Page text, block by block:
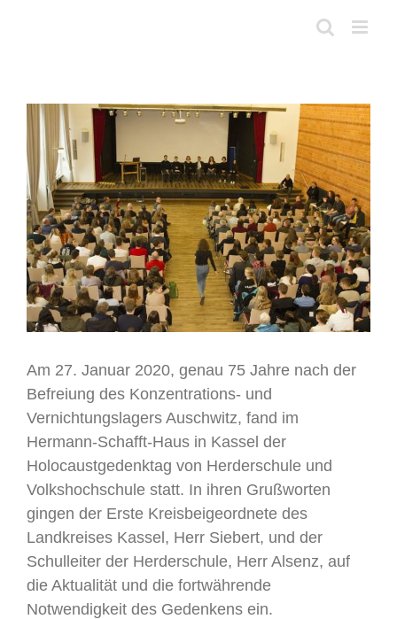
View
Larger
Image
Am 27. Januar 2020, genau 75 Jahre nach der
Befreiung des Konzentrations- und
Vernichtungslagers Auschwitz, fand im
Hermann-Schafft-Haus in Kassel der
Holocaustgedenktag von Herderschule und
Volkshochschule statt. In ihren Grußworten
gingen der Erste Kreisbeigeordnete des
Landkreises Kassel, Herr Siebert, und der
Schulleiter der Herderschule, Herr Alsenz, auf
die Aktualität und die fortwährende
Notwendigkeit des Gedenkens ein.